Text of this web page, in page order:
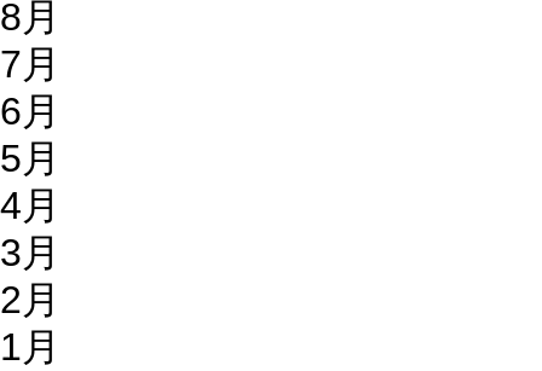
8月
7月
6月
5月
4月
3月
2月
1月